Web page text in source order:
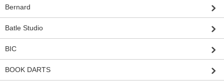
Bernard
Batle Studio
BIC
BOOK DARTS